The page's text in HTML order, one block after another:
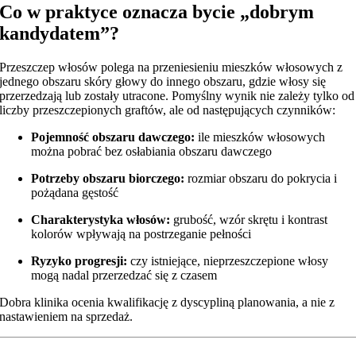
Co w praktyce oznacza bycie „dobrym
kandydatem”?
Przeszczep włosów polega na przeniesieniu mieszków włosowych z
jednego obszaru skóry głowy do innego obszaru, gdzie włosy się
przerzedzają lub zostały utracone. Pomyślny wynik nie zależy tylko od
liczby przeszczepionych graftów, ale od następujących czynników:
Pojemność obszaru dawczego: ile mieszków włosowych
można pobrać bez osłabiania obszaru dawczego
Potrzeby obszaru biorczego: rozmiar obszaru do pokrycia i
pożądana gęstość
Charakterystyka włosów: grubość, wzór skrętu i kontrast
kolorów wpływają na postrzeganie pełności
Ryzyko progresji: czy istniejące, nieprzeszczepione włosy
mogą nadal przerzedzać się z czasem
Dobra klinika ocenia kwalifikację z dyscypliną planowania, a nie z
nastawieniem na sprzedaż.